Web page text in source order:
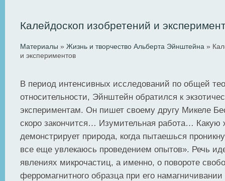
Калейдоскоп изобретений и
Материалы » Жизнь и творчество Альберта Эйнштейна »
и экспериментов
В период интенсивных исследований по общей
относительности, Эйнштейн обратился к
экспериментам. Он пишет своему другу Микеле
скоро закончится… Изумительная работа… Какую
демонстрирует природа, когда пытаешься
все еще увлекаюсь проведением опытов». Речь
явлениях микрочастиц, а именно, о повороте
ферромагнитного образца при его